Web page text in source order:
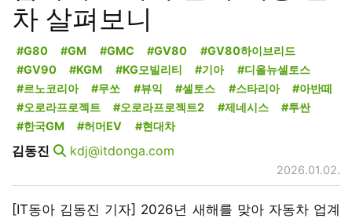
차 살펴보니
#G80 #GM #GMC #GV80
#GV80하이브리드
#GV90
#KGM #KG모빌리티 #기아
#디올뉴셀토스
#르노코리아
#무쏘 #뷰익 #셀토스 #스타리아
#아반떼
#오로라프로젝트
#오로라프로젝트2 #제네시스
#투싼
#한국GM
#허머EV #현대차
김동진 kdj@itdonga.com
2026.01.02.
[IT동아 김동진 기자] 2026년 새해를 맞아 자동차 업계